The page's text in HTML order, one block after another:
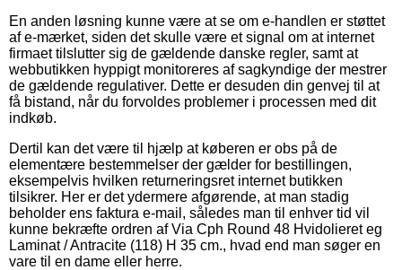
En anden løsning kunne være at se om e-handlen er støttet
af e-mærket, siden det skulle være et signal om at internet
firmaet tilslutter sig de gældende danske regler, samt at
webbutikken hyppigt monitoreres af sagkyndige der mestrer
de gældende regulativer. Dette er desuden din genvej til at
få bistand, når du forvoldes problemer i processen med dit
indkøb.
Dertil kan det være til hjælp at køberen er obs på de
elementære bestemmelser der gælder for bestillingen,
eksempelvis hvilken returneringsret internet butikken
tilsikrer. Her er det ydermere afgørende, at man stadig
beholder ens faktura e-mail, således man til enhver tid vil
kunne bekræfte ordren af Via Cph Round 48 Hvidolieret eg
Laminat / Antracite (118) H 35 cm., hvad end man søger en
vare til en dame eller herre.